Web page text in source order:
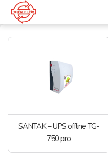
SANTAK – UPS offline TG-
750 pro